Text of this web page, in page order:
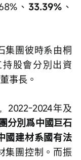
、 33.39% 、
集團彼時系由桐
股會分別出資
事長。
2022-2024年及
分別爲中國巨石
國建材系國有法
集團控制。而振